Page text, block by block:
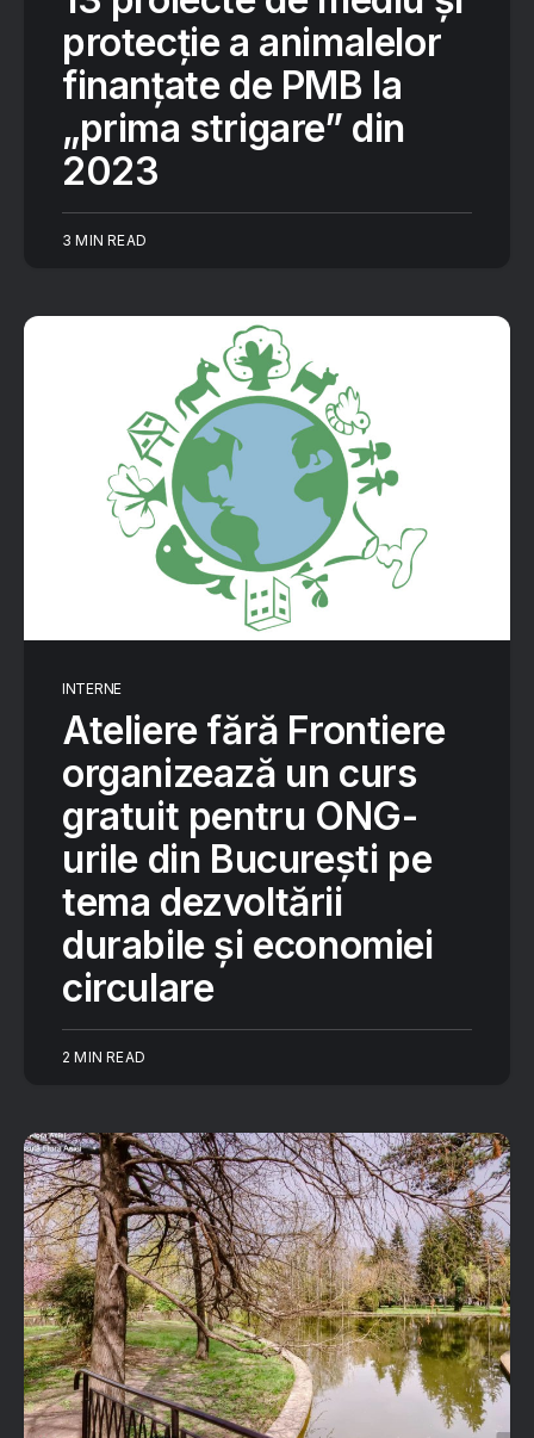
protecție a animalelor
finanțate de PMB la
„prima strigare” din
2023
3 MIN READ
INTERNE
Ateliere fără Frontiere
organizează un curs
gratuit pentru ONG-
urile din București pe
tema dezvoltării
durabile și economiei
circulare
2 MIN READ